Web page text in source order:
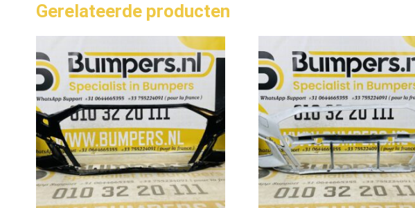
Gerelateerde producten